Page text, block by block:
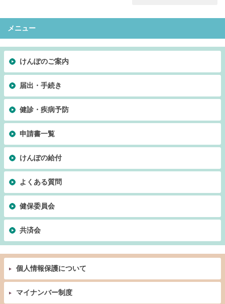
メニュー
けんぽのご案内
届出・手続き
健診・疾病予防
申請書一覧
けんぽの給付
よくある質問
健保委員会
共済会
個人情報保護について
マイナンバー制度